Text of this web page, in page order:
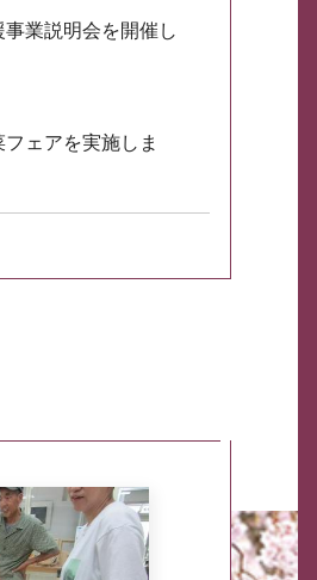
業説明会を開催し
ェアを実施しま